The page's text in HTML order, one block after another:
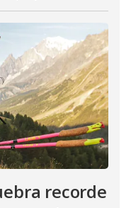
recorde